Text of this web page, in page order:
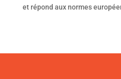
et répond aux normes